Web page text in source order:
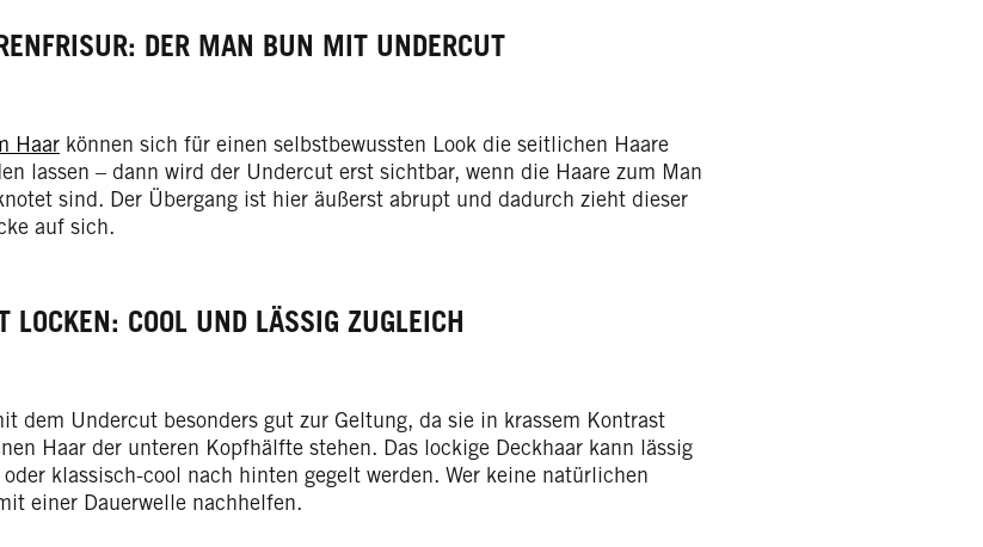
DER MAN BUN MIT UNDERCUT
Haarkönnen sich für einen selbstbewussten Look die seitlichen Haare
lassen – dann wird der Undercut erst sichtbar, wenn die Haare zum Man
sind. Der Übergang ist hier äußerst abrupt und dadurch zieht dieser
auf sich.
LOCKEN: COOL UND LÄSSIG ZUGLEICH
dem Undercut besonders gut zur Geltung, da sie in krassem Kontrast
Haar der unteren Kopfhälfte stehen. Das lockige Deckhaar kann lässig
klassisch-cool nach hinten gegelt werden. Wer keine natürlichen
einer Dauerwelle nachhelfen.